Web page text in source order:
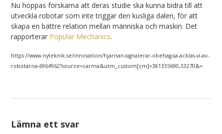
Nu hoppas forskarna att deras studie ska kunna bidra till att
utveckla robotar som inte triggar den kusliga dalen, för att
skapa en bättre relation mellan människa och maskin. Det
rapporterar Popular Mechanics.
https://www.nyteknik.se/innovation/hjarnan-signalerar-obehag-sa-acklas-vi-av-
robotarna-6964962?source=carma&utm_custom[cm]=381335690,33270&=
Lämna ett svar